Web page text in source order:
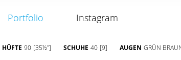
Portfolio Instagram
HÜFTE 90 [35½''] SCHUHE 40 [9] AUGEN GRÜN